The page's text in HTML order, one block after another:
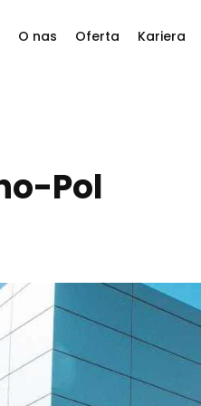
do spersonalizowania treści
witrynie. Informacje o tym,
i analitycznym.
uzyskanymi podczas
O nas
Nasi dostawcy
Oferta
Systemy
Drzwi
Bramy
Rolety
Moskitiery
Kariera
Pol